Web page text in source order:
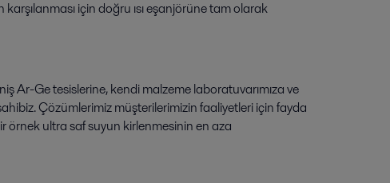
için doğru ısı eşanjörüne tam olarak
Ar-Ge tesislerine, kendi malzeme laboratuvarımıza ve
Çözümlerimiz müşterilerimizin faaliyetleri için fayda
örnek ultra saf suyun kirlenmesinin en aza